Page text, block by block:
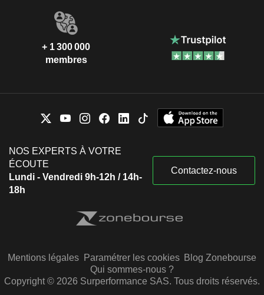
+ 1 300 000
membres
NOS EXPERTS À VOTRE
ÉCOUTE
Lundi - Vendredi 9h-12h / 14h-
18h
Contactez-nous
Mentions légales Paramétrer les cookies Blog Zonebourse
Qui sommes-nous ?
Copyright © 2026 Surperformance SAS. Tous droits réservés.